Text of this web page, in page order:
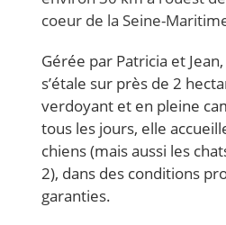
coeur de la Seine-
Gérée par Patricia et
s’étale sur près de 2
verdoyant et en pleine
tous les jours, elle
chiens (mais aussi les
2), dans des conditions
garanties.